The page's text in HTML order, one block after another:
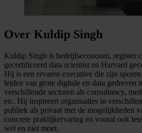
Over Kuldip Singh
Kuldip Singh is bedrijfseconoom, register
gecertificeerd data scientist en Harvard
Hij is een ervaren executive die zijn
leiden van grote digitale en data gedreven
verschillende sectoren als consultancy,
etc. Hij inspireert organisaties in
publiek als privaat met de mogelijkheden
concrete praktijkervaring en vooral ook
wel en niet moet.